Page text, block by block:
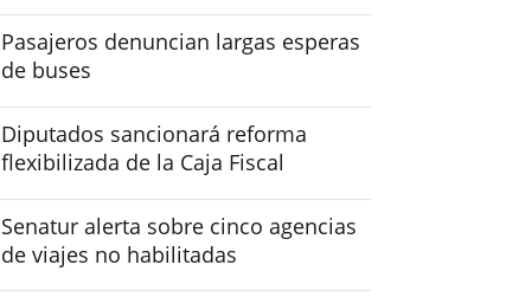
Pasajeros denuncian largas esperas
de buses
Diputados sancionará reforma
flexibilizada de la Caja Fiscal
Senatur alerta sobre cinco agencias
de viajes no habilitadas